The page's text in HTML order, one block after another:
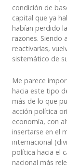
condición de
capital que ya
habían perdido
razones. Siendo
reactivarlas,
sistemático de
Me parece
hacia este tipo
más de lo que
acción política
economía, con
insertarse en el
internacional
política hacia el
nacional más